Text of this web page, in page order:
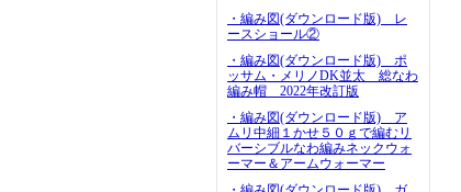
・編み図(ダウンロード版) レ
ースショール②
・編み図(ダウンロード版) ポ
ッサム・メリノDK並太 総なわ
編み帽 2022年改訂版
・編み図(ダウンロード版) ア
ムリ中細１かせ５０ｇで編むリ
バーシブルなわ編みネックウォ
ーマー＆アームウォーマー